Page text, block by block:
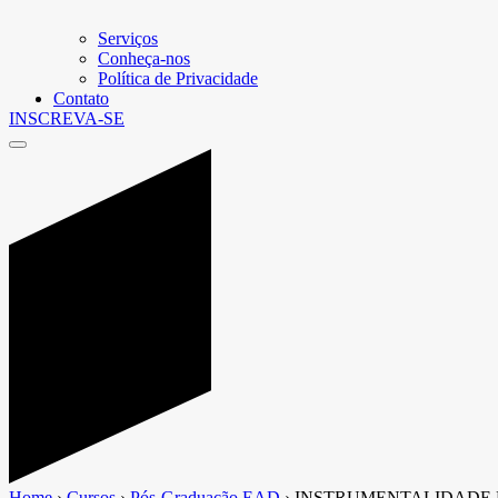
Serviços
Conheça-nos
Política de Privacidade
Contato
INSCREVA-SE